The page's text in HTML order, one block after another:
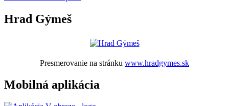
Hrad Gýmeš
Presmerovanie na stránku www.hradgymes.sk
Mobilná aplikácia